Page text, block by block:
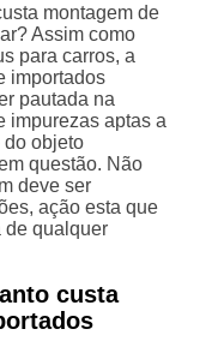
montagem de
Assim como
para carros, a
importados
pautada na
impurezas aptas a
do objeto
questão. Não
deve ser
ação esta que
de qualquer
custa